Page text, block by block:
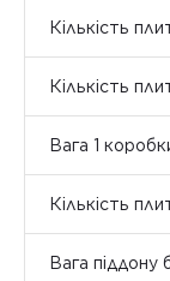
Кількість
Кількість
Вага 1
Кількість
Вага піддону